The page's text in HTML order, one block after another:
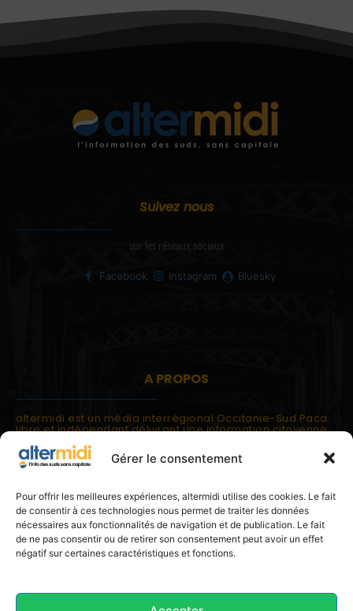
Gérer le consentement
Pour offrir les meilleures expériences, altermidi utilise des cookies. Le fait
de consentir à ces technologies nous permet de traiter les données
nécessaires aux fonctionnalités de navigation et de publication. Le fait
de ne pas consentir ou de retirer son consentement peut avoir un effet
négatif sur certaines caractéristiques et fonctions.
Suivez nous
sur les réseaux sociaux
Facebook Instagram Bluesky
A PROPOS
altermidi est un média interrégional Occitanie-Sud Paca
libre et indépendant délivrant une information citoyenne
altermidi est ouvert sur les suds, la méditerranée,
l'europe.
altermidi aborde des thématiques globales évaluées à
partir des constats de terrain ou d'analyses à l'échelon
local.
altermidi c'est l'information capitale, sans capitale.